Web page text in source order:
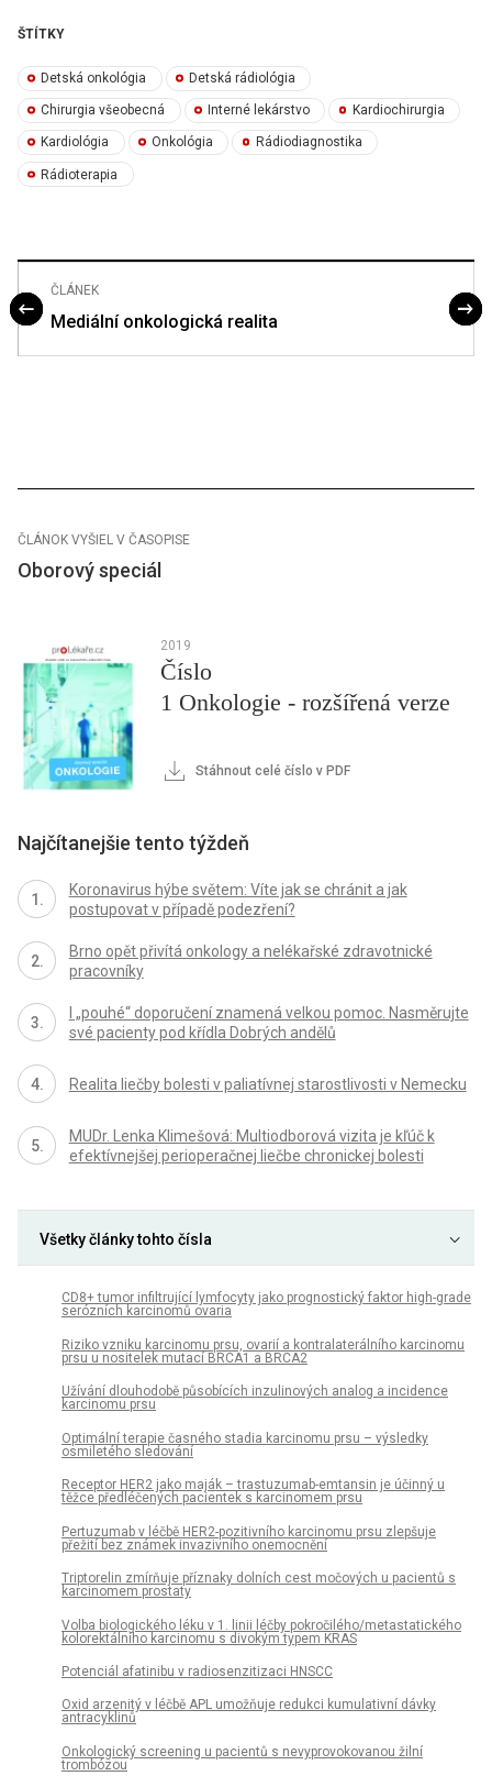
ŠTÍTKY
Detská onkológia Detská rádiológia
Chirurgia všeobecná Interné lekárstvo Kardiochirurgia
Kardiológia Onkológia Rádiodiagnostika
Rádioterapia
ČLÁNEK
Mediální onkologická realita
ČLÁNOK VYŠIEL V ČASOPISE
Oborový speciál
2019
Číslo
1 Onkologie - rozšířená verze
Stáhnout celé číslo v PDF
Najčítanejšie tento týždeň
Koronavirus hýbe světem: Víte jak se chránit a jak
postupovat v případě podezření?
Brno opět přivítá onkology a nelékařské zdravotnické
pracovníky
I „pouhé“ doporučení znamená velkou pomoc. Nasměrujte
své pacienty pod křídla Dobrých andělů
Realita liečby bolesti v paliatívnej starostlivosti v Nemecku
MUDr. Lenka Klimešová: Multiodborová vizita je kľúč k
efektívnejšej perioperačnej liečbe chronickej bolesti
Všetky články tohto čísla
CD8+ tumor infiltrující lymfocyty jako prognostický faktor high-grade
serózních karcinomů ovaria
Riziko vzniku karcinomu prsu, ovarií a kontralaterálního karcinomu
prsu u nositelek mutací BRCA1 a BRCA2
Užívání dlouhodobě působících inzulinových analog a incidence
karcinomu prsu
Optimální terapie časného stadia karcinomu prsu – výsledky
osmiletého sledování
Receptor HER2 jako maják – trastuzumab-emtansin je účinný u
těžce předléčených pacientek s karcinomem prsu
Pertuzumab v léčbě HER2-pozitivního karcinomu prsu zlepšuje
přežití bez známek invazivního onemocnění
Triptorelin zmírňuje příznaky dolních cest močových u pacientů s
karcinomem prostaty
Volba biologického léku v 1. linii léčby pokročilého/metastatického
kolorektálního karcinomu s divokým typem KRAS
Potenciál afatinibu v radiosenzitizaci HNSCC
Oxid arzenitý v léčbě APL umožňuje redukci kumulativní dávky
antracyklinů
Onkologický screening u pacientů s nevyprovokovanou žilní
trombózou